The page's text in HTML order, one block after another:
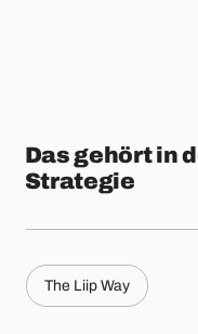
Das gehört in
Strategie
The Liip Way